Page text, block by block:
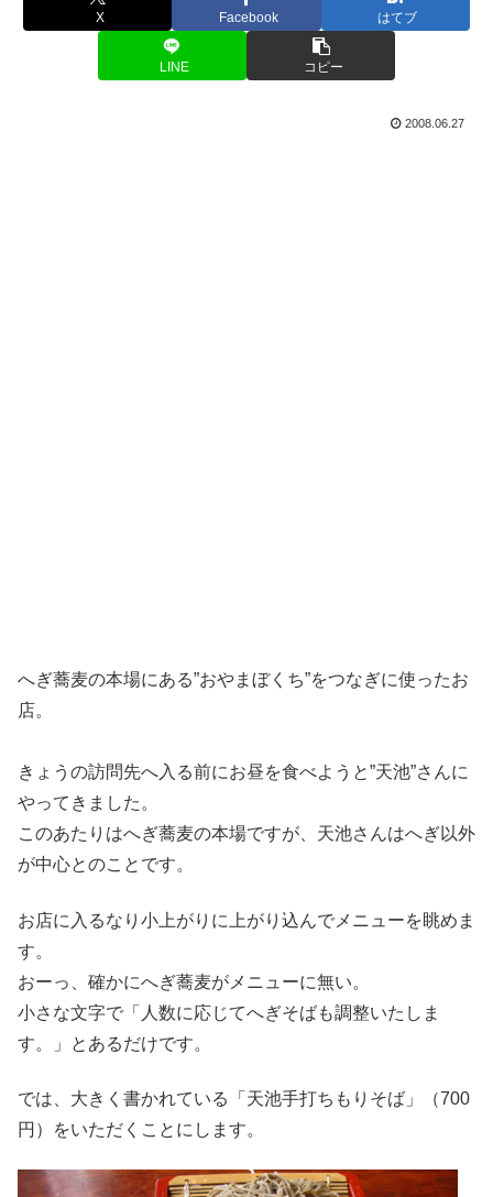
X Facebook はてブ
LINE コピー
2008.06.27
へぎ蕎麦の本場にある”おやまぼくち”をつなぎに使ったお
店。
きょうの訪問先へ入る前にお昼を食べようと”天池”さんに
やってきました。
このあたりはへぎ蕎麦の本場ですが、天池さんはへぎ以外
が中心とのことです。
お店に入るなり小上がりに上がり込んでメニューを眺めま
す。
おーっ、確かにへぎ蕎麦がメニューに無い。
小さな文字で「人数に応じてへぎそばも調整いたしま
す。」とあるだけです。
では、大きく書かれている「天池手打ちもりそば」（700
円）をいただくことにします。